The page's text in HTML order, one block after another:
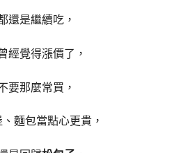
還是繼續吃，
經覺得漲價了，
要那麼常買，
麵包當點心更貴，